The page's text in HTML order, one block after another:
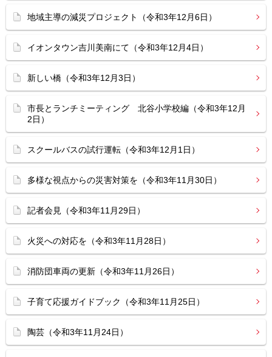
地域主導の減災プロジェクト（令和3年12月6日）
イオンタウン吉川美南にて（令和3年12月4日）
新しい橋（令和3年12月3日）
市長とランチミーティング 北谷小学校編（令和3年12月
2日）
スクールバスの試行運転（令和3年12月1日）
多様な視点からの災害対策を（令和3年11月30日）
記者会見（令和3年11月29日）
火災への対応を（令和3年11月28日）
消防団車両の更新（令和3年11月26日）
子育て応援ガイドブック（令和3年11月25日）
陶芸（令和3年11月24日）